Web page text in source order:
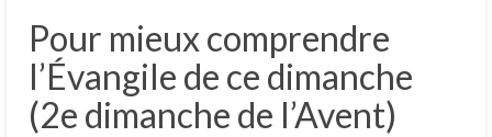
Pour mieux comprendre
l’Évangile de ce dimanche
(2e dimanche de l’Avent)